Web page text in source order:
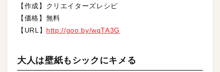
【作成】クリエイターズレシピ
【価格】無料
【URL】 http://goo.by/wqTA3G
大人は壁紙もシックにキメる